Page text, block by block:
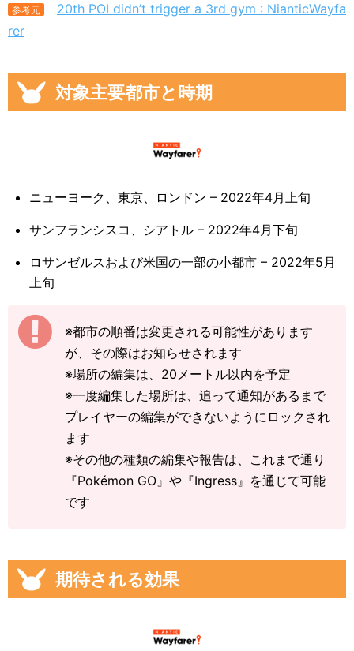
参考元
20th POI didn’t trigger a 3rd gym : NianticWayfa
rer
対象主要都市と時期
ニューヨーク、東京、ロンドン – 2022年4月上旬
サンフランシスコ、シアトル – 2022年4月下旬
ロサンゼルスおよび米国の一部の小都市 – 2022年5月
上旬
※都市の順番は変更される可能性があります
が、その際はお知らせされます
※場所の編集は、20メートル以内を予定
※一度編集した場所は、追って通知があるまで
プレイヤーの編集ができないようにロックされ
ます
※その他の種類の編集や報告は、これまで通り
『Pokémon GO』や『Ingress』を通じて可能
です
期待される効果